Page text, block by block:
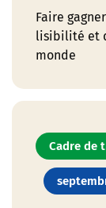
Faire
lisibilité et
monde
Cadre de